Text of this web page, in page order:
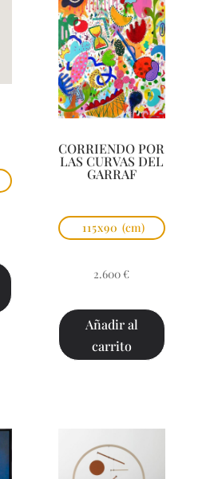
CORRIENDO POR
LAS CURVAS DEL
GARRAF
115x90 (cm)
2.600 €
Añadir al
carrito